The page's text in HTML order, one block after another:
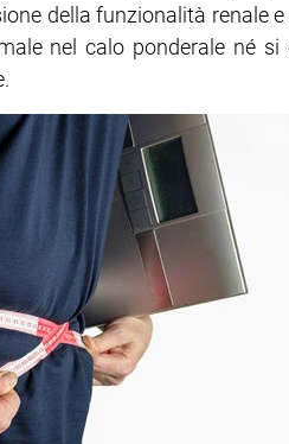
della funzionalità renale e
nel calo ponderale né si